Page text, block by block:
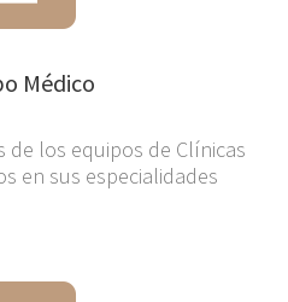
Médico
los equipos de Clínicas
en sus especialidades